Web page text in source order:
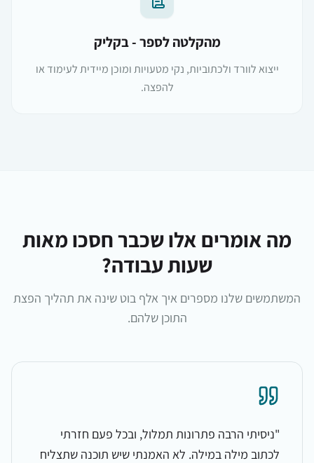
מהקלטה לספר - בקליק
ייצוא לוורד ולכתוביות, נקי מטעויות ומוכן מיידית לעימוד או
להפצה.
מה אומרים אלו שכבר חסכו מאות
שעות עבודה?
המשתמשים שלנו מספרים איך אלף בוט שינה את תהליך הפצת
התוכן שלהם.
"ניסיתי הרבה פתרונות תמלול, ובכל פעם חזרתי
לכתוב מילה במילה. לא האמנתי שיש תוכנה שתצליח